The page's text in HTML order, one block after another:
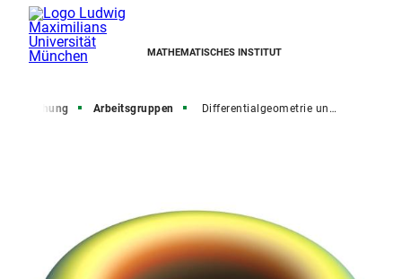
MATHEMATISCHES INSTITUT
Forschung Arbeitsgruppen Differentialgeometrie und Topologie, Geometrie und Topologie